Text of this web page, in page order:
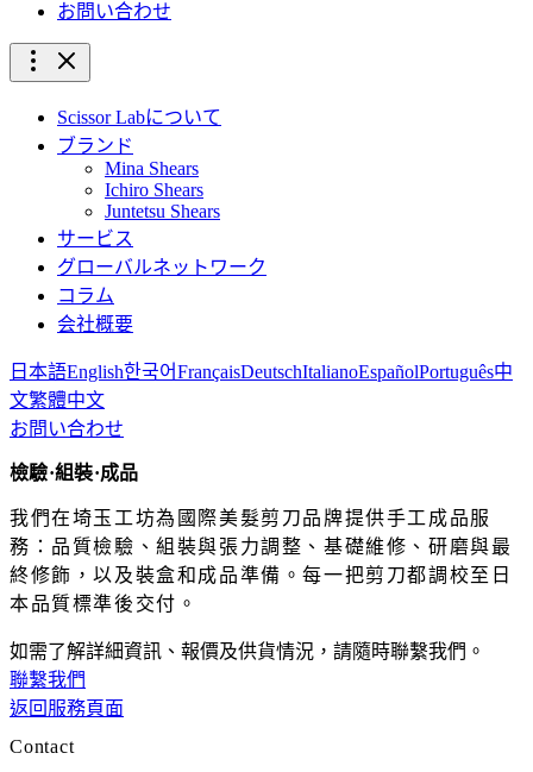
お問い合わせ
Scissor Labについて
ブランド
Mina Shears
Ichiro Shears
Juntetsu Shears
サービス
グローバルネットワーク
コラム
会社概要
日本語English한국어FrançaisDeutschItalianoEspañolPortuguês中
文繁體中文
お問い合わせ
檢驗·組裝·成品
我們在埼玉工坊為國際美髮剪刀品牌提供手工成品服
務：品質檢驗、組裝與張力調整、基礎維修、研磨與最
終修飾，以及裝盒和成品準備。每一把剪刀都調校至日
本品質標準後交付。
如需了解詳細資訊、報價及供貨情況，請隨時聯繫我們。
聯繫我們
返回服務頁面
Contact